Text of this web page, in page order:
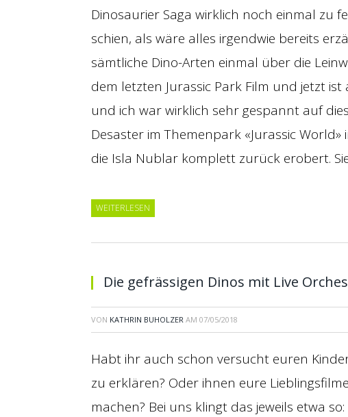
Dinosaurier Saga wirklich noch einmal zu
schien, als wäre alles irgendwie bereits
sämtliche Dino-Arten einmal über die
dem letzten Jurassic Park Film und jetzt
und ich war wirklich sehr gespannt auf
Desaster im Themenpark «Jurassic
die Isla Nublar komplett zurück erobert.
WEITERLESEN
Die gefrässigen Dinos mit Live
VON KATHRIN BUHOLZER AM 07/05/2018
Habt ihr auch schon versucht euren
zu erklären? Oder ihnen eure
machen? Bei uns klingt das jeweils etwa